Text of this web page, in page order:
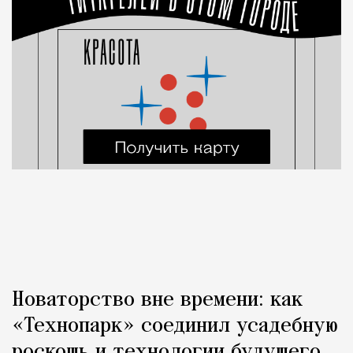
Новаторство вне времени: как
«Технопарк» соединил усадебную